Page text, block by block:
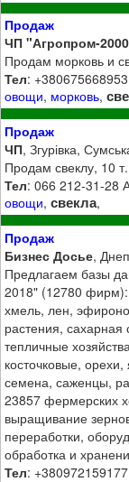
Продаж
ЧП "Агропром-
Продам морковь и
Тел: +380675668953
овощи, морковь,
Продаж
ЧП, Згурівка,
Продам свеклу, 10 т.
Тел: 066 212-31-28
овощи,свекла,
Продаж
Бизнес Досье,
Предлагаем базы
2018" (12780
хмель, лен,
растения, сахарная
тепличные
косточковые,
семена, саженцы,
23857 фермерских
выращивание
переработки,
обработка и
Тел: